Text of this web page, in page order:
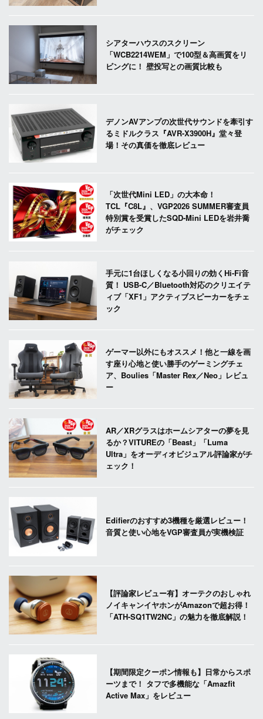
シアターハウスのスクリーン
「WCB2214WEM」で100型＆高画質をリ
ビングに！ 壁投写との画質比較も
デノンAVアンプの次世代サウンドを牽引す
るミドルクラス『AVR-X3900H』堂々登
場！その真価を徹底レビュー
「次世代Mini LED」の大本命！
TCL『C8L』、VGP2026 SUMMER審査員
特別賞を受賞したSQD-Mini LEDを岩井喬
がチェック
手元に1台ほしくなる小回りの効くHi-Fi音
質！ USB-C／Bluetooth対応のクリエイテ
ィブ「XF1」アクティブスピーカーをチェ
ック
ゲーマー以外にもオススメ！他と一線を画
す座り心地と使い勝手のゲーミングチェ
ア、Boulies「Master Rex／Neo」レビュ
ー
AR／XRグラスはホームシアターの夢を見
るか？VITUREの「Beast」「Luma
Ultra」をオーディオビジュアル評論家がチ
ェック！
Edifierのおすすめ3機種を厳選レビュー！
音質と使い心地をVGP審査員が実機検証
【評論家レビュー有】オーテクのおしゃれ
ノイキャンイヤホンがAmazonで超お得！
「ATH-SQ1TW2NC」の魅力を徹底解説！
【期間限定クーポン情報も】日常からスポ
ーツまで！ タフで多機能な「Amazfit
Active Max」をレビュー